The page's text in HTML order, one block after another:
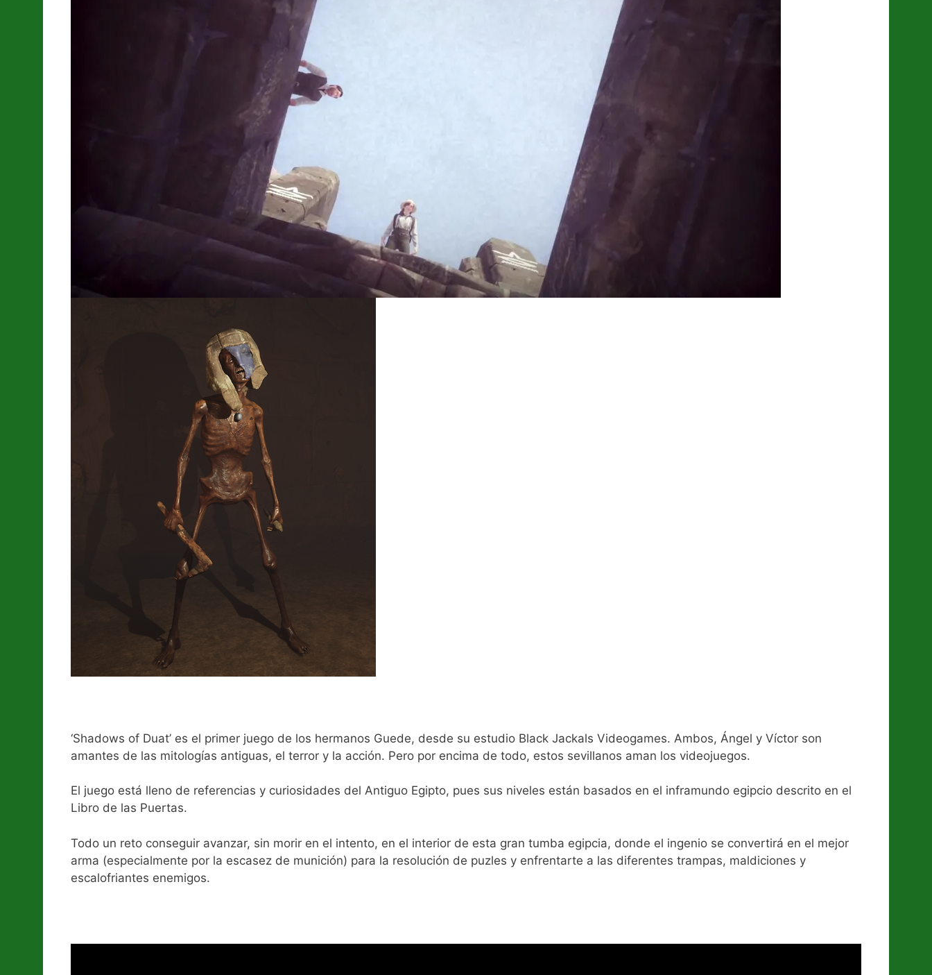
‘Shadows of Duat’ es el primer juego de los hermanos Guede, desde su estudio Black Jackals Videogames. Ambos, Ángel y Víctor son
amantes de las mitologías antiguas, el terror y la acción. Pero por encima de todo, estos sevillanos aman los videojuegos.
El juego está lleno de referencias y curiosidades del Antiguo Egipto, pues sus niveles están basados en el inframundo egipcio descrito en el
Libro de las Puertas.
Todo un reto conseguir avanzar, sin morir en el intento, en el interior de esta gran tumba egipcia, donde el ingenio se convertirá en el mejor
arma (especialmente por la escasez de munición) para la resolución de puzles y enfrentarte a las diferentes trampas, maldiciones y
escalofriantes enemigos.